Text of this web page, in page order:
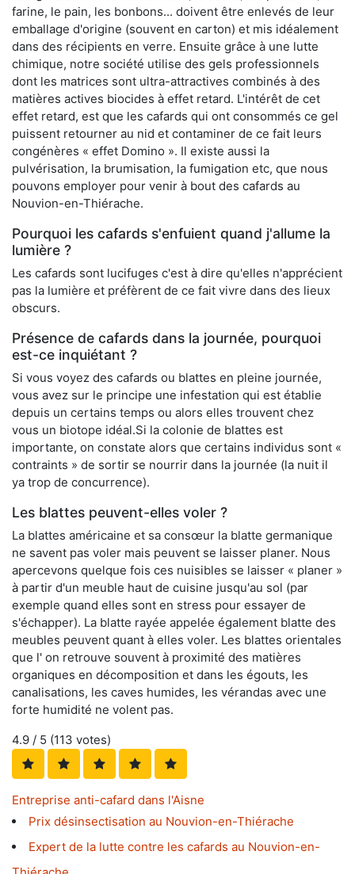
farine, le pain, les bonbons... doivent être enlevés de leur
emballage d'origine (souvent en carton) et mis idéalement
dans des récipients en verre. Ensuite grâce à une lutte
chimique, notre société utilise des gels professionnels
dont les matrices sont ultra-attractives combinés à des
matières actives biocides à effet retard. L'intérêt de cet
effet retard, est que les cafards qui ont consommés ce gel
puissent retourner au nid et contaminer de ce fait leurs
congénères « effet Domino ». Il existe aussi la
pulvérisation, la brumisation, la fumigation etc, que nous
pouvons employer pour venir à bout des cafards au
Nouvion-en-Thiérache.
Pourquoi les cafards s'enfuient quand j'allume la
lumière ?
Les cafards sont lucifuges c'est à dire qu'elles n'apprécient
pas la lumière et préfèrent de ce fait vivre dans des lieux
obscurs.
Présence de cafards dans la journée, pourquoi
est-ce inquiétant ?
Si vous voyez des cafards ou blattes en pleine journée,
vous avez sur le principe une infestation qui est établie
depuis un certains temps ou alors elles trouvent chez
vous un biotope idéal.Si la colonie de blattes est
importante, on constate alors que certains individus sont «
contraints » de sortir se nourrir dans la journée (la nuit il
ya trop de concurrence).
Les blattes peuvent-elles voler ?
La blattes américaine et sa consœur la blatte germanique
ne savent pas voler mais peuvent se laisser planer. Nous
apercevons quelque fois ces nuisibles se laisser « planer »
à partir d'un meuble haut de cuisine jusqu'au sol (par
exemple quand elles sont en stress pour essayer de
s'échapper). La blatte rayée appelée également blatte des
meubles peuvent quant à elles voler. Les blattes orientales
que l' on retrouve souvent à proximité des matières
organiques en décomposition et dans les égouts, les
canalisations, les caves humides, les vérandas avec une
forte humidité ne volent pas.
4.9 / 5 (113 votes)
Entreprise anti-cafard dans l'Aisne
Prix désinsectisation au Nouvion-en-Thiérache
Expert de la lutte contre les cafards au Nouvion-en-